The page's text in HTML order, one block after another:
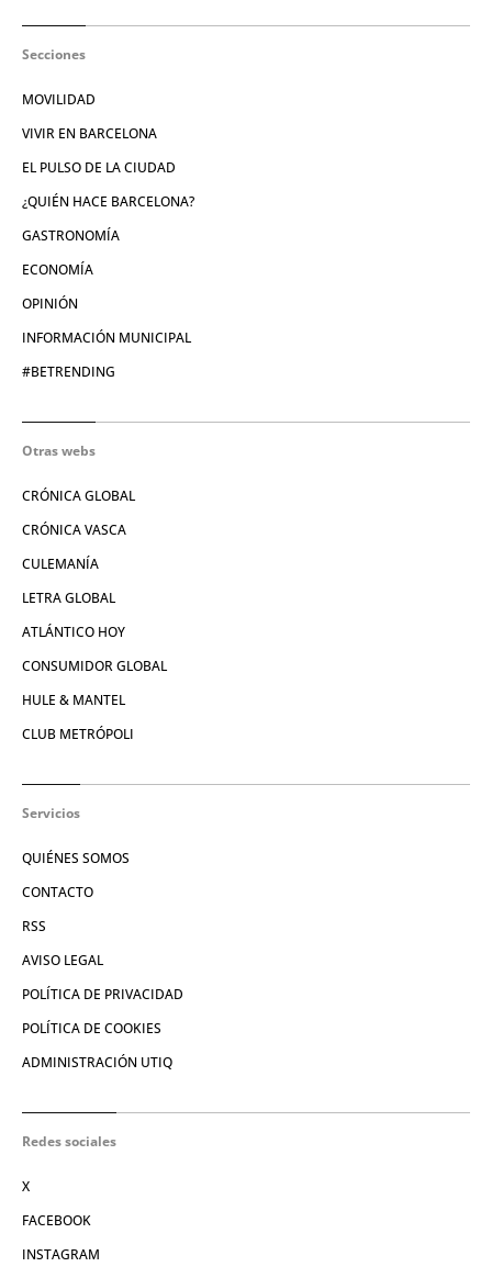
Secciones
MOVILIDAD
VIVIR EN BARCELONA
EL PULSO DE LA CIUDAD
¿QUIÉN HACE BARCELONA?
GASTRONOMÍA
ECONOMÍA
OPINIÓN
INFORMACIÓN MUNICIPAL
#BETRENDING
Otras webs
CRÓNICA GLOBAL
CRÓNICA VASCA
CULEMANÍA
LETRA GLOBAL
ATLÁNTICO HOY
CONSUMIDOR GLOBAL
HULE & MANTEL
CLUB METRÓPOLI
Servicios
QUIÉNES SOMOS
CONTACTO
RSS
AVISO LEGAL
POLÍTICA DE PRIVACIDAD
POLÍTICA DE COOKIES
ADMINISTRACIÓN UTIQ
Redes sociales
X
FACEBOOK
INSTAGRAM